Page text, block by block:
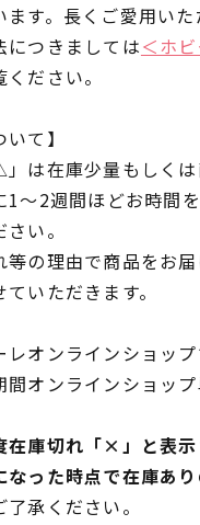
す。長くご愛用い
につきましては＜ホ
ださい。
て】
は在庫少量もしくは
1～2週間ほどお時間
い。
等の理由で商品をお
いただきます。
レオンラインショッ
間オンラインショッ
在庫切れ「×」と表
なった時点で在庫あ
承ください。